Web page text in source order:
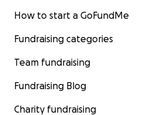
How to start a GoFundMe
Fundraising categories
Team fundraising
Fundraising Blog
Charity fundraising